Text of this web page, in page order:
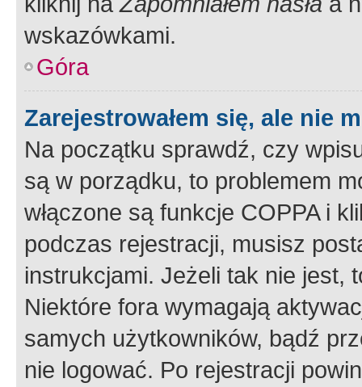
wskazówkami.
Góra
Zarejestrowałem się, ale nie
Na początku sprawdź, czy
są w porządku, to problemem
włączone są funkcje COPPA i
podczas rejestracji, musisz
instrukcjami. Jeżeli tak nie jest,
Niektóre fora wymagają
samych użytkowników, bądź
nie logować. Po rejestracji